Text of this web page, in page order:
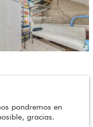
pondremos en
gracias.